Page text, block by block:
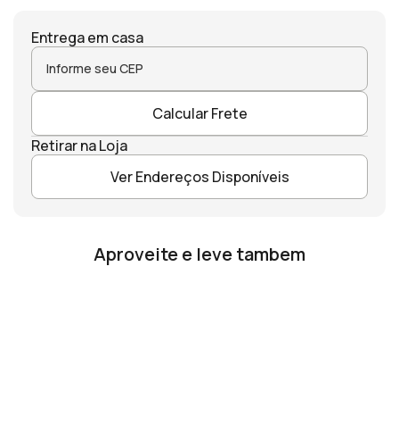
Entrega em casa
Calcular Frete
Retirar na Loja
Ver Endereços Disponíveis
Aproveite e leve tambem